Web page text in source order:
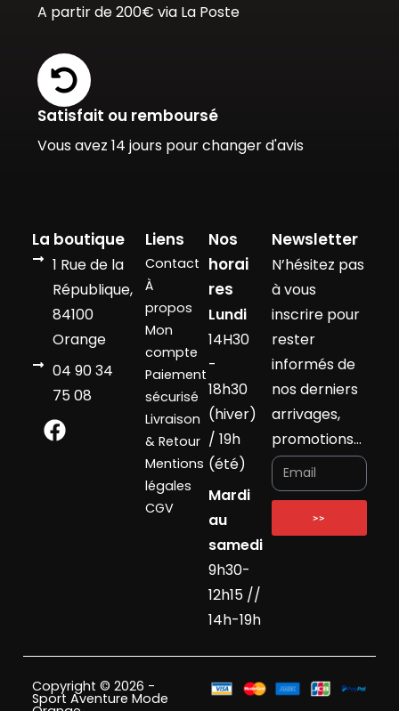
A partir de 200€ via La Poste
Satisfait ou remboursé
Vous avez 14 jours pour changer d'avis
La boutique
1 Rue de la
République,
84100
Orange
04 90 34
75 08
Liens
Contact
À
propos
Mon
compte
Paiement
sécurisé
Livraison
& Retour
Mentions
légales
CGV
Nos
horai
res
Lundi
14H30
-
18h30
(hiver)
/ 19h
(été)
Mardi
au
samedi
9h30-
12h15 //
14h-19h
Newsletter
N’hésitez pas
à vous
inscrire pour
rester
informés de
nos derniers
arrivages,
promotions…
>>
Copyright © 2026 -
Sport Aventure Mode